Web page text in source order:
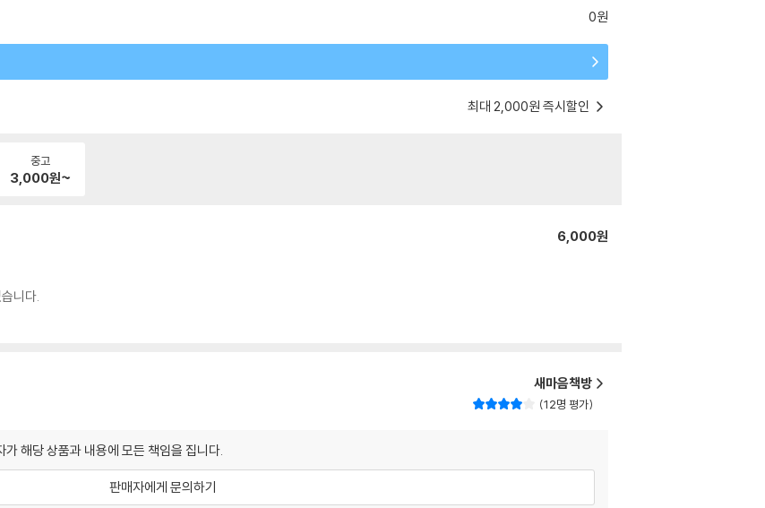
0원
최대 2,000원 즉시할인
중고
3,000원~
6,000원
니다.
새마음책방
12명 평가
해당 상품과 내용에 모든 책임을 집니다.
판매자에게 문의하기